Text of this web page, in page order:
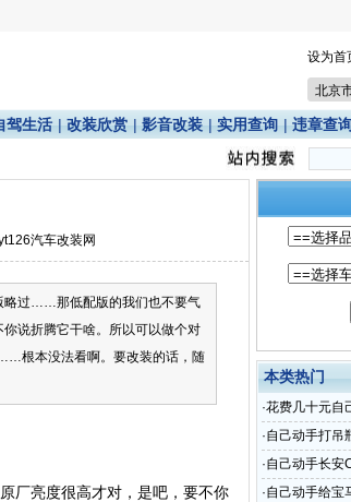
设为首
驾生活 |改装欣赏 |影音改装 |实用查询 |违章查
汽车改装网
略过……那低配版的我们也不要气
说折腾它干啥。所以可以做个对
根本没法看啊。要改装的话，随
厂亮度很高才对，是吧，要不你
本类热门
·花费几十元自
·自己动手打吊
·自己动手长安
·自己动手给宝